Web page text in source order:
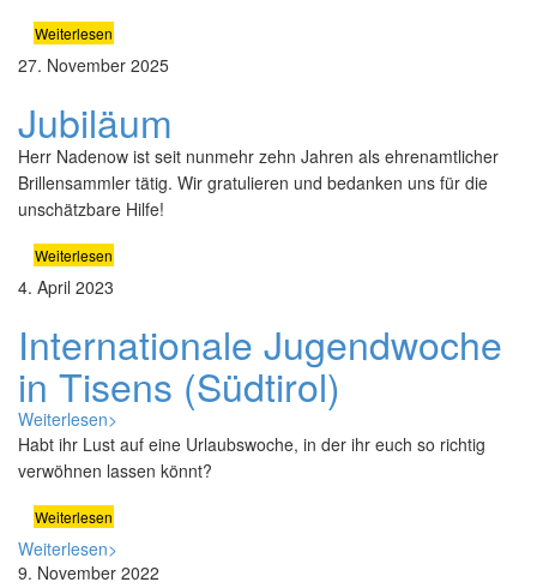
Weiterlesen
27. November 2025
Jubiläum
Herr Nadenow ist seit nunmehr zehn Jahren als ehrenamtlicher
Brillensammler tätig. Wir gratulieren und bedanken uns für die
unschätzbare Hilfe!
Weiterlesen
4. April 2023
Internationale Jugendwoche
in Tisens (Südtirol)
Weiterlesen>
Habt ihr Lust auf eine Urlaubswoche, in der ihr euch so richtig
verwöhnen lassen könnt?
Weiterlesen
Weiterlesen>
9. November 2022